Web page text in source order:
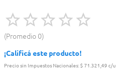
Promedio 0
¡Calificá este producto!
Precio sin Impuestos Nacionales:$ 71.321,49 c/u